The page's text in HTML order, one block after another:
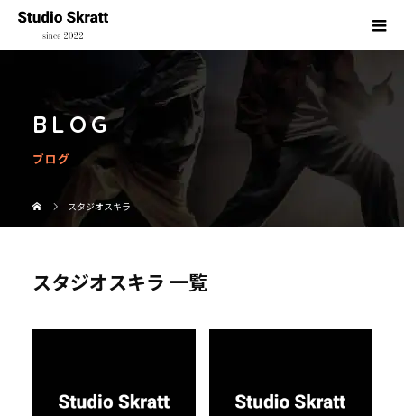
BLOG
ブログ
スタジオスキラ
スタジオスキラ 一覧